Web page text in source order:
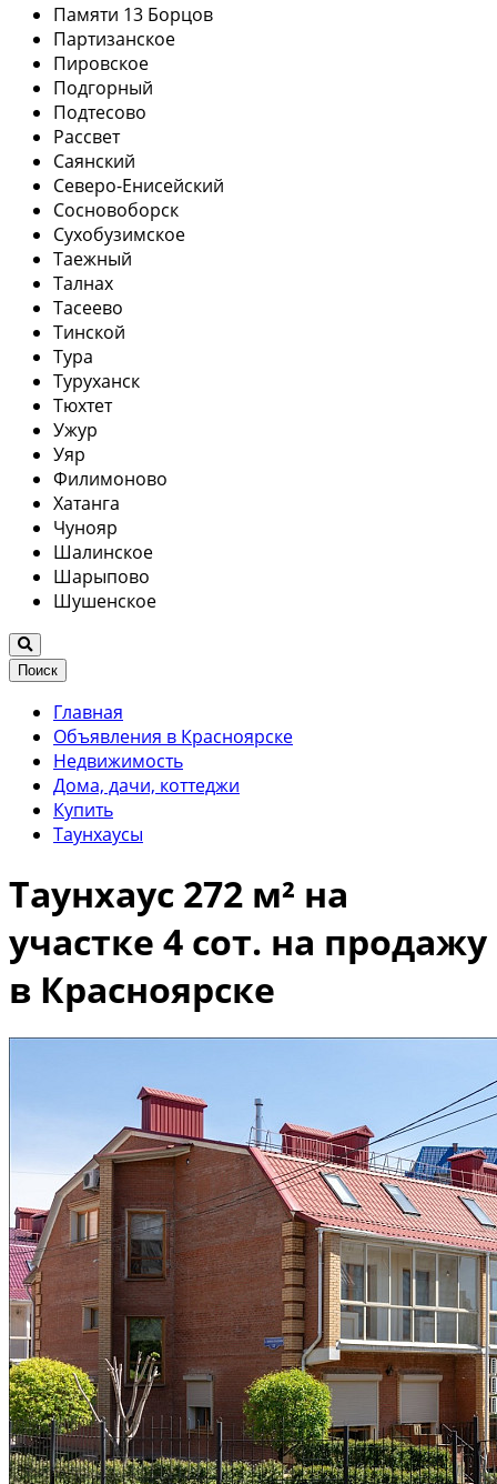
Памяти 13 Борцов
Партизанское
Пировское
Подгорный
Подтесово
Рассвет
Саянский
Северо-Енисейский
Сосновоборск
Сухобузимское
Таежный
Талнах
Тасеево
Тинской
Тура
Туруханск
Тюхтет
Ужур
Уяр
Филимоново
Хатанга
Чунояр
Шалинское
Шарыпово
Шушенское
Поиск
Главная
Объявления в Красноярске
Недвижимость
Дома, дачи, коттеджи
Купить
Таунхаусы
Таунхаус 272 м² на
участке 4 сот. на продажу
в Красноярске